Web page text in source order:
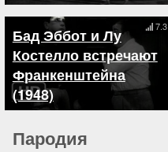
Бад Эббот и Лу
Костелло встречают
Франкенштейна
(1948)
7.3
Пародия